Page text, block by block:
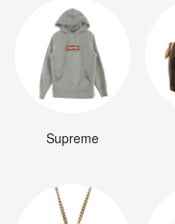
Supreme